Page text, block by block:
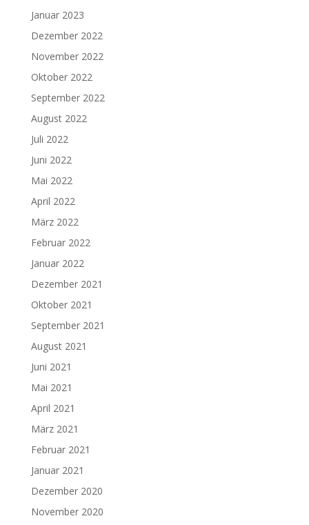
Januar 2023
Dezember 2022
November 2022
Oktober 2022
September 2022
August 2022
Juli 2022
Juni 2022
Mai 2022
April 2022
März 2022
Februar 2022
Januar 2022
Dezember 2021
Oktober 2021
September 2021
August 2021
Juni 2021
Mai 2021
April 2021
März 2021
Februar 2021
Januar 2021
Dezember 2020
November 2020